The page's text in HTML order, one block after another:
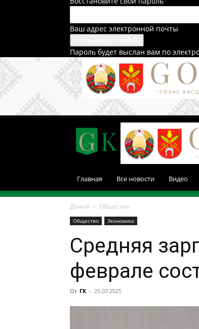
Ваш адрес электронной почты
Пароль будет выслан вам по
Главная Все новости Видео
Домой Общество
Общество Экономика
Средняя
феврале
От ГК - 25.03.2025